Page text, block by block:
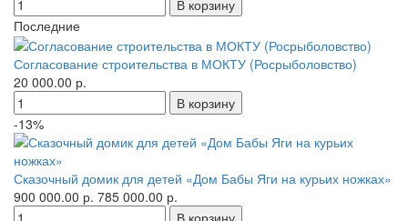
Последние
Согласование строительства в МОКТУ (Росрыболовство)
20 000.00 р.
-13%
Сказочный домик для детей «Дом Бабы Яги на курьих ножках»
900 000.00 р. 785 000.00 р.